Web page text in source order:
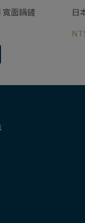
寬面鍋鏟 日